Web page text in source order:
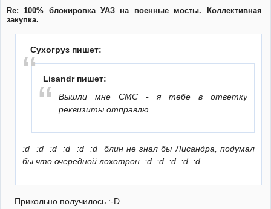
Re: 100% блокировка УАЗ на военные мосты. Коллективная
закупка.
Сухогруз пишет:
Lisandr пишет:
Вышли мне СМС - я тебе в ответку
реквизиты отправлю.
:d :d :d :d :d :d блин не знал бы Лисандра, подумал
бы что очередной лохотрон :d :d :d :d :d
Прикольно получилось :-D